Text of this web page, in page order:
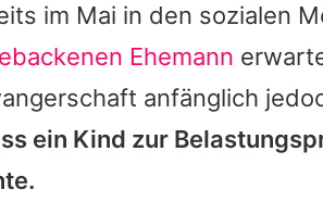
im Mai in den sozialen
Ehemann
anfänglich
ein Kind zur